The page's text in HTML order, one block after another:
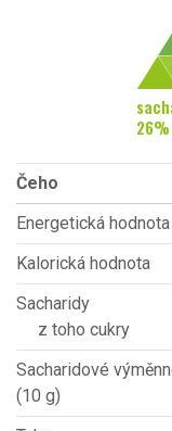
26%
Čeho
Energetická hodnota
Kalorická hodnota
Sacharidy
z toho cukry
Sacharidové
(10 g)